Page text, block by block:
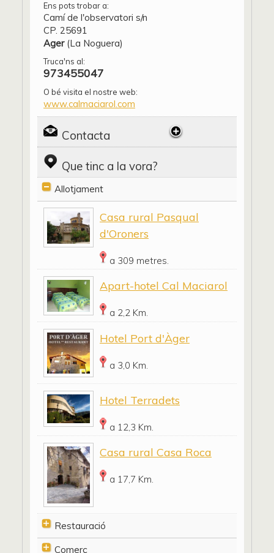
Ens pots trobar a:
Camí de l'observatori s/n
CP. 25691
Ager(La Noguera)
Truca'ns al:
973455047
O bé visita el nostre web:
www.calmaciarol.com
Contacta
Que tinc a la vora?
Allotjament
Casa rural Pasqual
d'Oroners
a 309 metres.
Apart-hotel Cal Maciarol
a 2,2 Km.
Hotel Port d'Àger
a 3,0 Km.
Hotel Terradets
a 12,3 Km.
Casa rural Casa Roca
a 17,7 Km.
Restauració
Comerç